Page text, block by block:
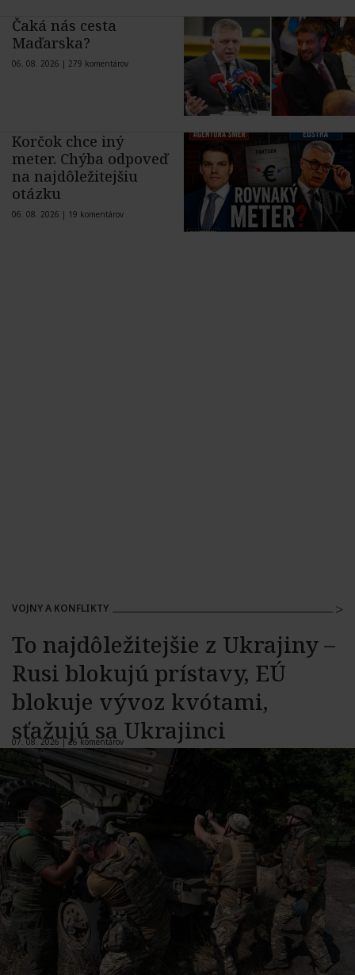
Čaká nás cesta
Maďarska?
06. 08. 2026 | 279 komentárov
Korčok chce iný
meter. Chýba odpoveď
na najdôležitejšiu
otázku
06. 08. 2026 | 19 komentárov
VOJNY A KONFLIKTY
To najdôležitejšie z Ukrajiny –
Rusi blokujú prístavy, EÚ
blokuje vývoz kvótami,
sťažujú sa Ukrajinci
07. 08. 2026 |26 komentárov